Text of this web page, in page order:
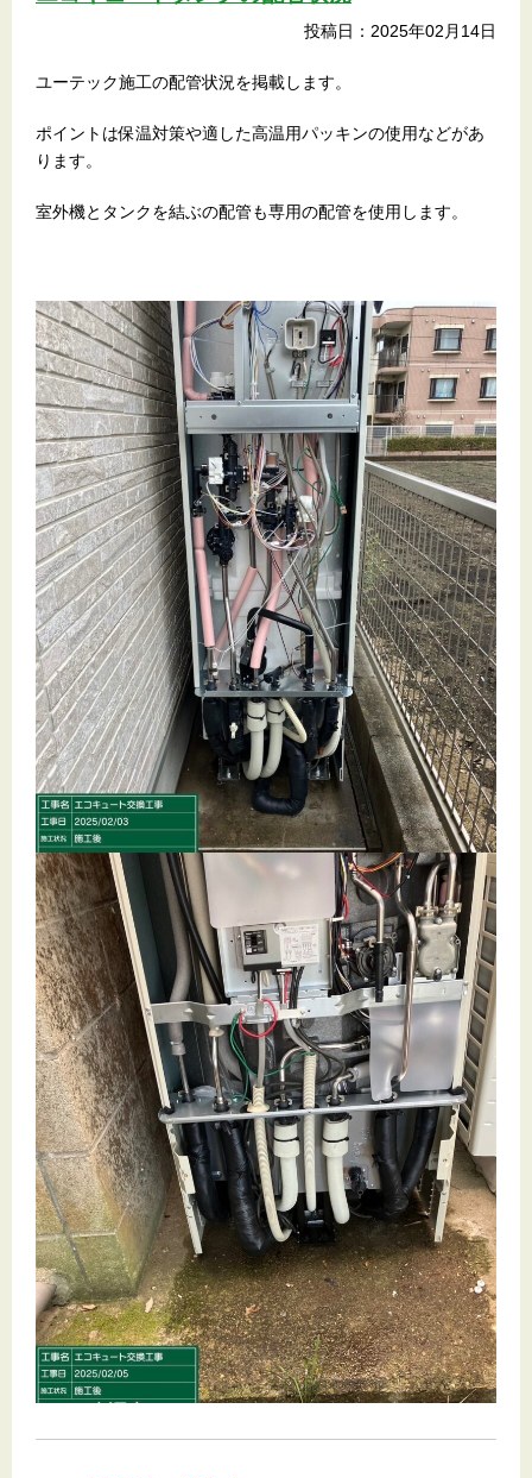
投稿日：2025年02月14日
ユーテック施工の配管状況を掲載します。
ポイントは保温対策や適した高温用パッキンの使用などがあ
ります。
室外機とタンクを結ぶの配管も専用の配管を使用します。